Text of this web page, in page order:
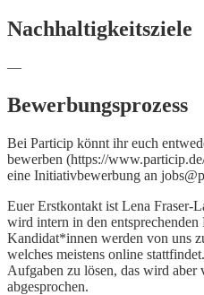
Nachhaltigkeitsziele
—
Bewerbungsprozess
Bei Particip könnt ihr euch
bewerben (https://
eine Initiativbewerbung an
Euer Erstkontakt ist Lena Fraser-
wird intern in den entsprechenden
Kandidat*innen werden von uns
welches meistens online
Aufgaben zu lösen, das wird
abgesprochen.